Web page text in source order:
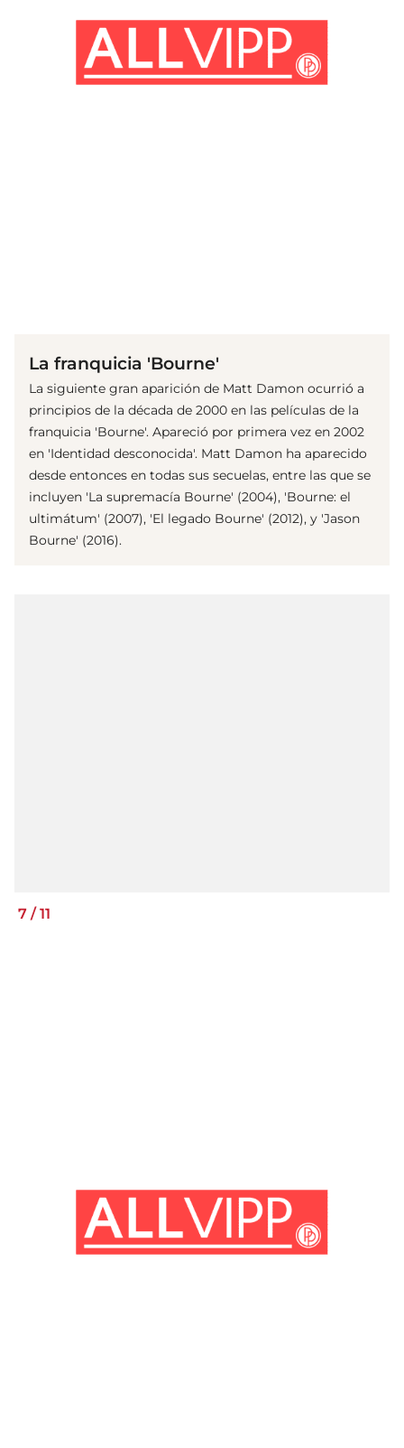
La franquicia 'Bourne'
La siguiente gran aparición de Matt Damon ocurrió a
principios de la década de 2000 en las películas de la
franquicia 'Bourne'. Apareció por primera vez en 2002
en 'Identidad desconocida'. Matt Damon ha aparecido
desde entonces en todas sus secuelas, entre las que se
incluyen 'La supremacía Bourne' (2004), 'Bourne: el
ultimátum' (2007), 'El legado Bourne' (2012), y 'Jason
Bourne' (2016).
7 /11